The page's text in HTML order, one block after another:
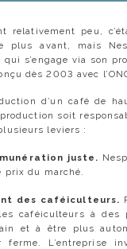
relativement peu,
plus avant, mais
s’engage via son
dès 2003 avec
d’un café de
soit
leviers :
juste.
prix du marché.
des caféiculteurs.
caféiculteurs à des
et à être plus
ferme. L’entreprise